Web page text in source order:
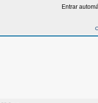
Entrar